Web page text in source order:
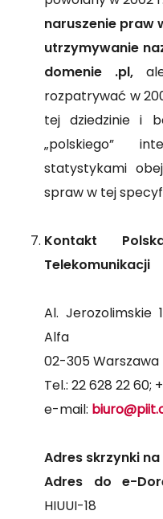
naruszenie praw
utrzymywanie
domenie .pl,
rozpatrywać w
tej dziedzinie i
„polskiego”
statystykami
spraw w tej
Kontakt
Telekomunikacji
Al. Jerozolimskie
Alfa
02-305 Warszawa
Tel.: 22 628 22 60;
e-mail:
Adres skrzynki na
Adres do e-
HIUUI-18